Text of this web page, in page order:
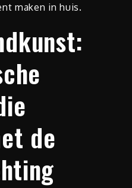
maken in huis.
de